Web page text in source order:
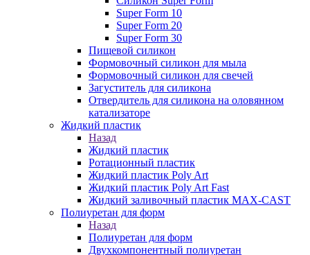
Super Form 10
Super Form 20
Super Form 30
Пищевой силикон
Формовочный силикон для мыла
Формовочный силикон для свечей
Загуститель для силикона
Отвердитель для силикона на оловянном
катализаторе
Жидкий пластик
Назад
Жидкий пластик
Ротационный пластик
Жидкий пластик Poly Art
Жидкий пластик Poly Art Fast
Жидкий заливочный пластик MAX-CAST
Полиуретан для форм
Назад
Полиуретан для форм
Двухкомпонентный полиуретан